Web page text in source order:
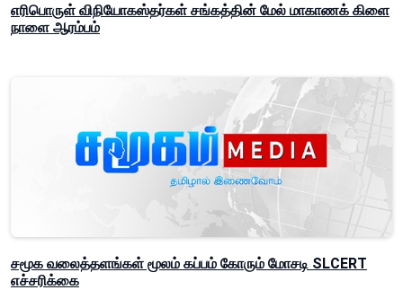
எரிபொருள் விநியோகஸ்தர்கள் சங்கத்தின் மேல் மாகாணக் கிளை
நாளை ஆரம்பம்
சமூக வலைத்தளங்கள் மூலம் கப்பம் கோரும் மோசடி SLCERT
எச்சரிக்கை